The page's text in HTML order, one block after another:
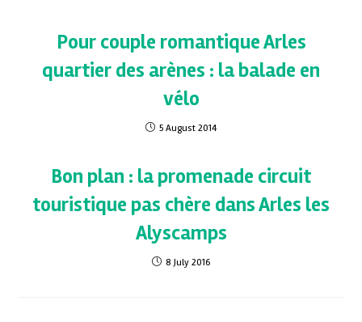
Pour couple romantique Arles
quartier des arènes : la balade en
vélo
5 August 2014
Bon plan : la promenade circuit
touristique pas chère dans Arles les
Alyscamps
8 July 2016